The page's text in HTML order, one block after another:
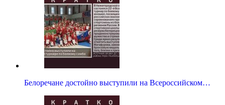
Белоречане достойно выступили на Всероссийском…